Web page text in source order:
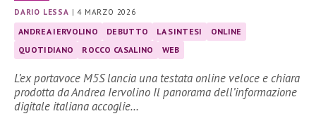
DARIO LESSA |4 MARZO 2026
ANDREA IERVOLINO DEBUTTO LA SINTESI
ONLINE
QUOTIDIANO
ROCCO CASALINO WEB
L’ex portavoce M5S lancia una testata online veloce e chiara
prodotta da Andrea Iervolino Il panorama dell’informazione
digitale italiana accoglie…